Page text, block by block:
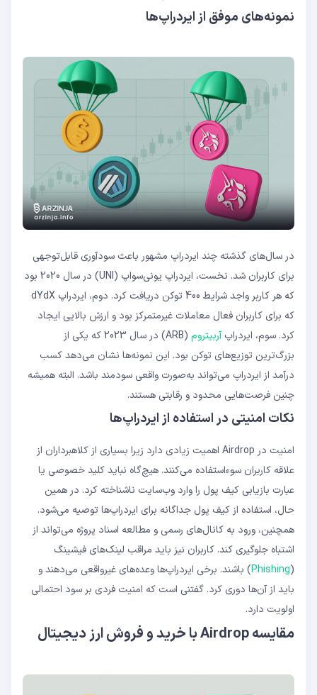
نمونه‌های موفق از ایردراپ‌ها
در سال‌های گذشته چند ایردراپ مشهور باعث سودآوری قابل‌توجهی
برای کاربران شد. نخست، ایردراپ یونی‌سواپ (UNI) در سال 2020 بود
که هر کاربر واجد شرایط 400 توکن دریافت کرد. دوم، ایردراپ dYdX
که برای کاربران فعال معاملات غیرمتمرکز بود و ارزش بالایی ایجاد
کرد. سوم، ایردراپآربیتروم
(ARB) در سال 2023 که یکی از
بزرگ‌ترین توزیع‌های توکن بود. این نمونه‌ها نشان می‌دهد کسب
درآمد از ایردراپ می‌تواند به‌صورت واقعی سودمند باشد. البته همیشه
چنین فرصت‌هایی محدود و رقابتی هستند.
نکات امنیتی در استفاده از ایردراپ‌ها
امنیت در Airdrop اهمیت زیادی دارد زیرا بسیاری از کلاهبرداران از
علاقه کاربران سوءاستفاده می‌کنند. هیچ‌گاه نباید کلید خصوصی یا
عبارت بازیابی کیف پول را وارد وب‌سایت ناشناخته کرد. در همین
حال، استفاده از کیف پول جداگانه برای ایردراپ‌ها توصیه می‌شود.
همچنین، ورود به کانال‌های رسمی و مطالعه اسناد پروژه می‌تواند از
اشتباه جلوگیری کند. کاربران نیز باید مراقب لینک‌های فیشینگ
(
Phishing) باشند. برخی ایردراپ‌ها وعده‌های غیرواقعی می‌دهند و
باید از آن‌ها دوری کرد. گفتنی است که امنیت فردی بر سود احتمالی
اولویت دارد.
مقایسه Airdrop با خرید و فروش ارز دیجیتال